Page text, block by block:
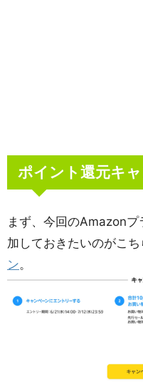
ポイント還元キ
まず、今回のAmazon
加しておきたいのがこ
ン。